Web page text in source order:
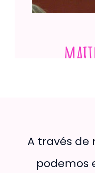
FIDE MIRÓN,
Ver
A través de
podemos